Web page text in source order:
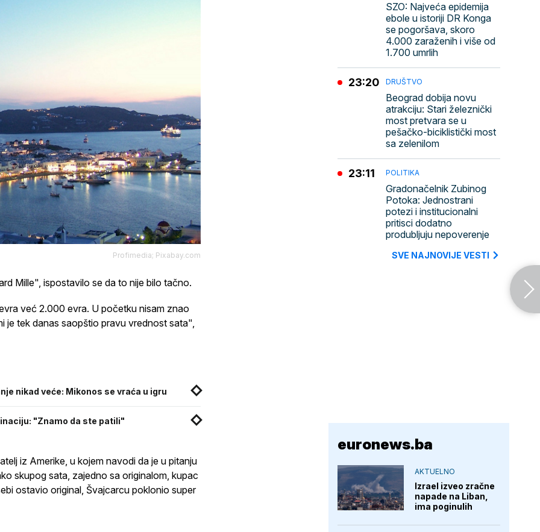
Profimedia; Pixabay.com
Mille", ispostavilo se da to nije bilo tačno.
već 2.000 evra. U početku nisam znao
je tek danas saopštio pravu vrednost sata",
nikad veće: Mikonos se vraća u igru
"Znamo da ste patili"
iz Amerike, u kojem navodi da je u pitanju
skupog sata, zajedno sa originalom, kupac
ostavio original, Švajcarcu poklonio super
SZO: Najveća epidemija
ebole u istoriji DR Konga
se pogoršava, skoro
4.000 zaraženih i više od
1.700 umrlih
DRUŠTVO
Beograd dobija novu
atrakciju: Stari železnički
most pretvara se u
pešačko-biciklistički most
sa zelenilom
23:20
POLITIKA
Gradonačelnik Zubinog
Potoka: Jednostrani
potezi i institucionalni
pritisci dodatno
produbljuju nepoverenje
23:11
SVE NAJNOVIJE VESTI
euronews.ba
AKTUELNO
Izrael izveo zračne
napade na Liban,
ima poginulih